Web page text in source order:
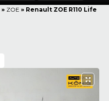
» ZOE » Renault ZOE R110 Life